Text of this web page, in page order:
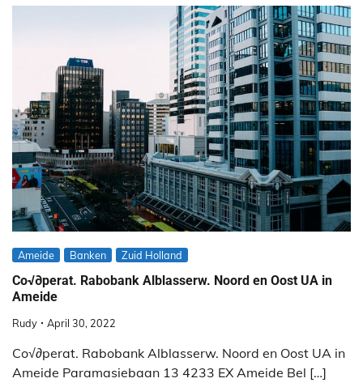
Ameide Banken Zuid Holland
Co√∂perat. Rabobank Alblasserw. Noord en Oost UA in
Ameide
Rudy April 30, 2022
Co√∂perat. Rabobank Alblasserw. Noord en Oost UA in
Ameide Paramasiebaan 13 4233 EX Ameide Bel […]